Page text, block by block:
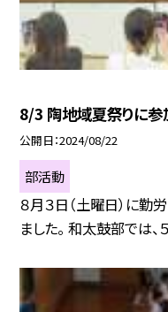
8/3 陶地域夏祭りに参
公開日 2024/08/22
部活動
８月３日（土曜日）に
ました。 和太鼓部では、